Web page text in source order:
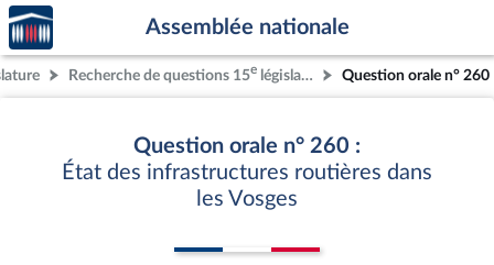
Aller au contenu
Aller en bas de la page
Accèder
à la
page
d'accueil
Assemblée nationale
Recherche de questions 15e législature Question orale n° 260
Question orale n° 260 :
État des infrastructures routières dans
les Vosges